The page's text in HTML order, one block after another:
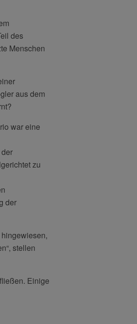
des
Menschen
aus dem
war eine
zu
der
stellen
Einige